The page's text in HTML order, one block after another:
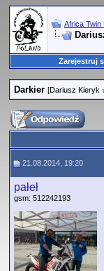
Africa Twin
Zarejestruj
Darkier [Dariusz Kieryk
21.08.2014, 19:20
pałeł
gsm: 512242193